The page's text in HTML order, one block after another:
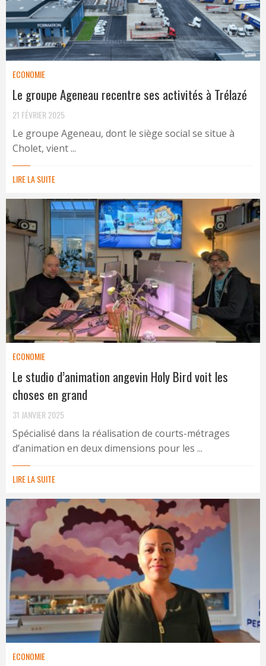
ECONOMIE
Le groupe Ageneau recentre ses activités à Trélazé
21 FÉVRIER 2025
Le groupe Ageneau, dont le siège social se situe à
Cholet, vient ...
LIRE LA SUITE
ECONOMIE
Le studio d’animation angevin Holy Bird voit les
choses en grand
31 JANVIER 2025
Spécialisé dans la réalisation de courts-métrages
d’animation en deux dimensions pour les ...
LIRE LA SUITE
ECONOMIE